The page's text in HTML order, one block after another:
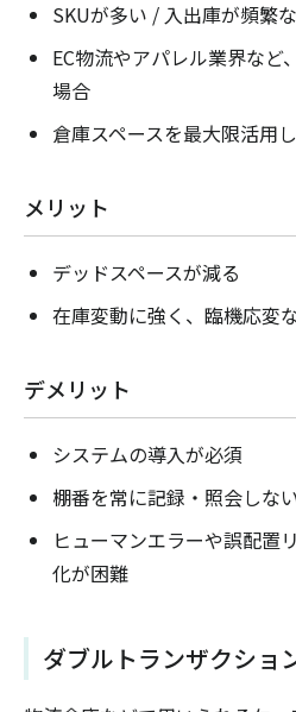
SKUが多い / 入出庫が頻繁
EC物流やアパレル業界など
場合
倉庫スペースを最大限活用
メリット
デッドスペースが減る
在庫変動に強く、臨機応変
デメリット
システムの導入が必須
棚番を常に記録・照会しな
ヒューマンエラーや誤配置
化が困難
ダブルトランザクショ